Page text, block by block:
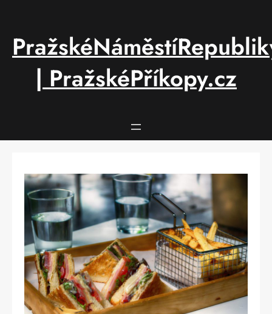
| PražskéPříkopy.cz